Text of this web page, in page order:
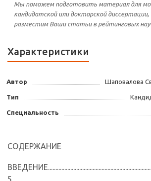
Мы поможем подготовить материал для
кандидатской или докторской
разместим Ваши статьи в рейтинговых
Характеристики
Автор Шаповалова
Тип
Специальность
СОДЕРЖАНИЕ
5